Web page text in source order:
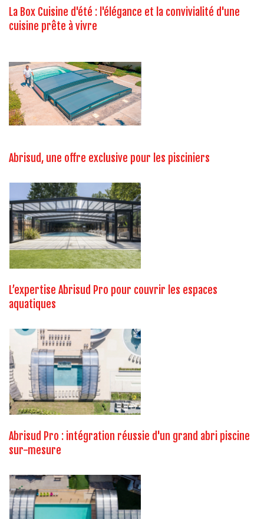
La Box Cuisine d'été : l'élégance et la convivialité d'une
cuisine prête à vivre
Abrisud, une offre exclusive pour les pisciniers
L’expertise Abrisud Pro pour couvrir les espaces
aquatiques
Abrisud Pro : intégration réussie d'un grand abri piscine
sur-mesure